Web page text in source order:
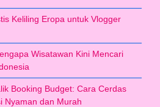
Keliling Eropa untuk Vlogger
Wisatawan Kini Mencari
Booking Budget: Cara Cerdas
Nyaman dan Murah